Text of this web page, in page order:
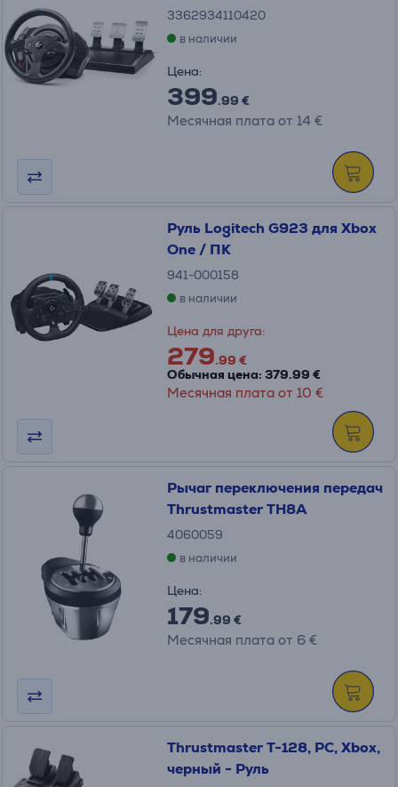
3362934110420
в наличии
Цена:
399.99 €
Месячная плата от 14 €
Руль Logitech G923 для Xbox
One / ПК
941-000158
в наличии
Цена для друга:
279.99 €
Обычная цена: 379.99 €
Месячная плата от 10 €
Рычаг переключения передач
Thrustmaster TH8A
4060059
в наличии
Цена:
179.99 €
Месячная плата от 6 €
Thrustmaster T-128, PC, Xbox,
черный - Руль